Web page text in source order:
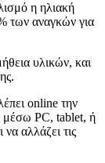
η ηλιακή
των αναγκών για
υλικών, και
online την
μέσω PC, tablet, ή
αλλάζει τις